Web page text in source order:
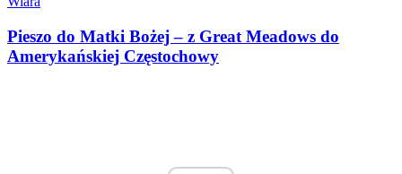
Pieszo do Matki Bożej – z Great Meadows do
Amerykańskiej Częstochowy